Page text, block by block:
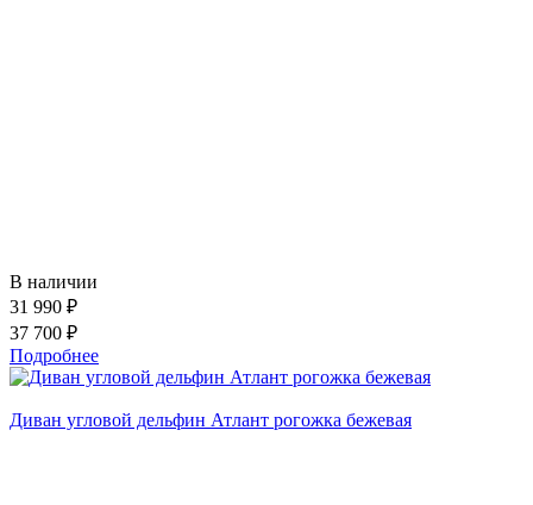
В наличии
31 990 ₽
37 700 ₽
Подробнее
Диван угловой дельфин Атлант рогожка бежевая